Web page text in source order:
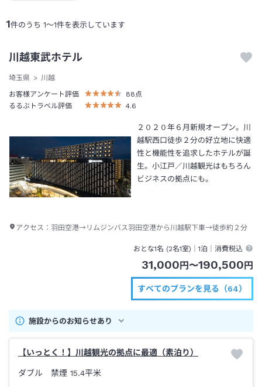
1件のうち 1～1件を表示しています
川越東武ホテル
埼玉県
川越
お客様アンケート評価
88 点
るるぶトラベル評価
4.6
２０２０年６月新規オープン。川
越駅西口徒歩２分の好立地に快適
性と機能性を追求したホテルが誕
生。小江戸／川越観光はもちろん
ビジネスの拠点にも。
アクセス： 羽田空港→リムジンバス羽田空港から川越駅下車→徒歩約２分
おとな1名 (2名1室)｜1泊 ｜消費税込
31,000 円 〜190,500 円
すべてのプランを見る（64）
施設からのお知らせあり
【いっとく！】川越観光の拠点に最適（素泊り）
ダブル 禁煙 15.4平米